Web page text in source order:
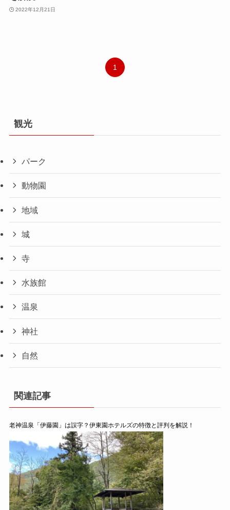
2022年12月21日
1
観光
パーク
動物園
地域
城
寺
水族館
温泉
神社
自然
関連記事
老神温泉「伊藤園」は誤字？伊東園ホテルズの特徴と評判を解説！